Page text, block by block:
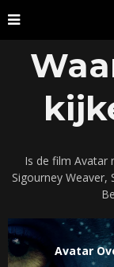
Is de film Avatar
Sigourney
Avatar